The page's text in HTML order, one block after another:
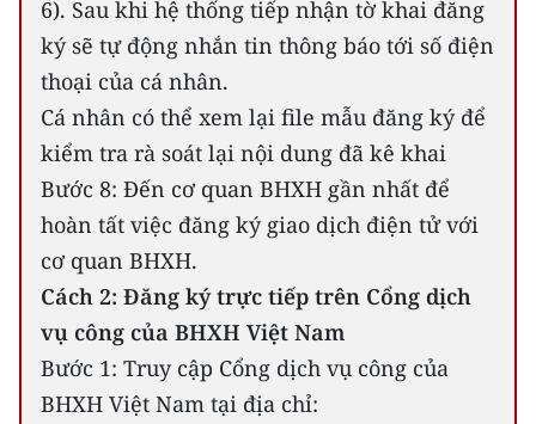
6). Sau khi hệ thống tiếp nhận tờ khai đăng
ký sẽ tự động nhắn tin thông báo tới số điện
thoại của cá nhân.
Cá nhân có thể xem lại file mẫu đăng ký để
kiểm tra rà soát lại nội dung đã kê khai
Bước 8: Đến cơ quan BHXH gần nhất để
hoàn tất việc đăng ký giao dịch điện tử với
cơ quan BHXH.
Cách 2: Đăng ký trực tiếp trên Cổng dịch
vụ công của BHXH Việt Nam
Bước 1: Truy cập Cổng dịch vụ công của
BHXH Việt Nam tại địa chỉ: